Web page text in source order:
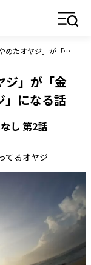
「金無いのでゴルフやめたオヤジ」が「金無いのにゴルフやってるオヤジ」になる話
ジ」が「金
」になる話
し 第2話
てるオヤジ